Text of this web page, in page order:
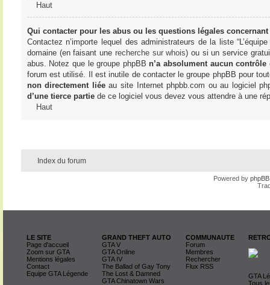
Haut
Qui contacter pour les abus ou les questions légales
Contactez n’importe lequel des administrateurs de la liste
domaine (en faisant une recherche sur whois) ou si un service
abus. Notez que le groupe phpBB n’a absolument aucun contrôle
forum est utilisé. Il est inutile de contacter le groupe phpBB pour
non directement liéeau site Internet phpbb.com ou au logiciel
d’une tierce partiede ce logiciel vous devez vous attendre à une
Haut
Index du forum
Powered by phpBB
LE SITE
Page d'accueil
Zoom sur GTA
Mentions légales
Contact
Equipe GTA Légende
GRAND THEFT AUTO
GTA V
GTA Online
GTA IV
The Ballad of Gay Tony
The Lost & Damned
GTA Chinatown Wars
COMMUNAUTE
Forum
Membres
Rechercher
Flux RSS
GTA
Tous